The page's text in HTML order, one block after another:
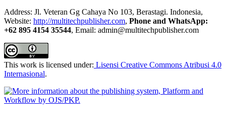
Address: Jl. Veteran Gg Cahaya No 103, Berastagi. Indonesia,
Website: http://multitechpublisher.com, Phone and WhatsApp:
+62 895 4154 35544, Email: admin@multitechpublisher.com
This work is licensed under: Lisensi Creative Commons Atribusi 4.0
Internasional.